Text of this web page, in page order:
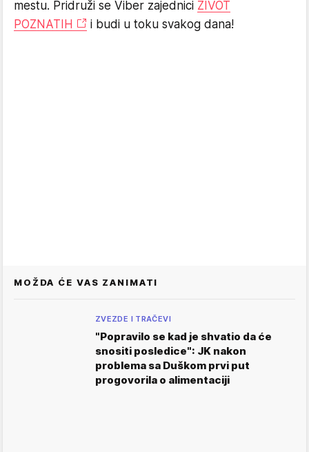
mestu. Pridruži se Viber zajednici ŽIVOT
POZNATIH
i budi u toku svakog dana!
MOŽDA ĆE VAS ZANIMATI
ZVEZDE I TRAČEVI
"Popravilo se kad je shvatio da će
snositi posledice": JK nakon
problema sa Duškom prvi put
progovorila o alimentaciji